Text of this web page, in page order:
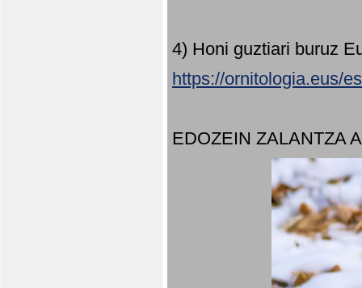
4) Honi guztiari buruz
https://ornitologia.eus/
EDOZEIN ZALANTZA